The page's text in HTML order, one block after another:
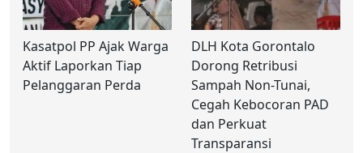
Kasatpol PP Ajak Warga
Aktif Laporkan Tiap
Pelanggaran Perda
DLH Kota Gorontalo
Dorong Retribusi
Sampah Non-Tunai,
Cegah Kebocoran PAD
dan Perkuat
Transparansi